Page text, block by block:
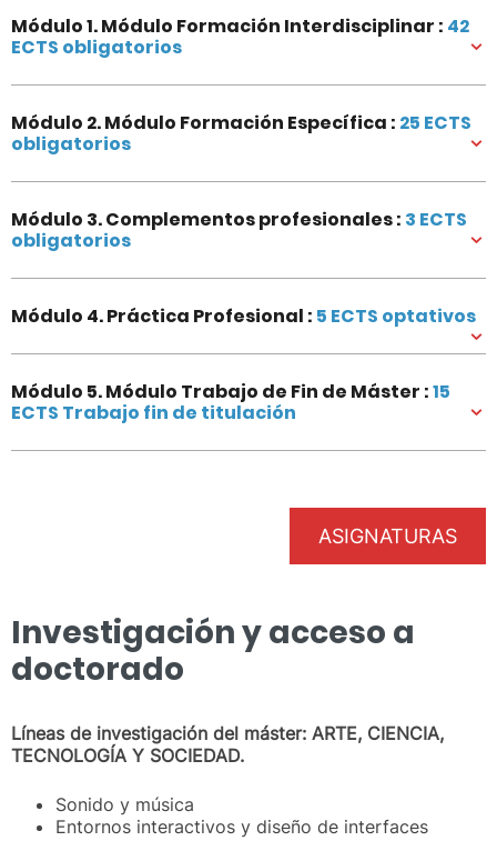
Módulo 1. Módulo Formación Interdisciplinar : 42
ECTS obligatorios
Módulo 2. Módulo Formación Específica : 25 ECTS
obligatorios
Módulo 3. Complementos profesionales : 3 ECTS
obligatorios
Módulo 4. Práctica Profesional : 5 ECTS optativos
Módulo 5. Módulo Trabajo de Fin de Máster :15
ECTS Trabajo fin de titulación
ASIGNATURAS
Investigación y acceso a
doctorado
Líneas de investigación del máster: ARTE, CIENCIA,
TECNOLOGÍA Y SOCIEDAD.
Sonido y música
Entornos interactivos y diseño de interfaces